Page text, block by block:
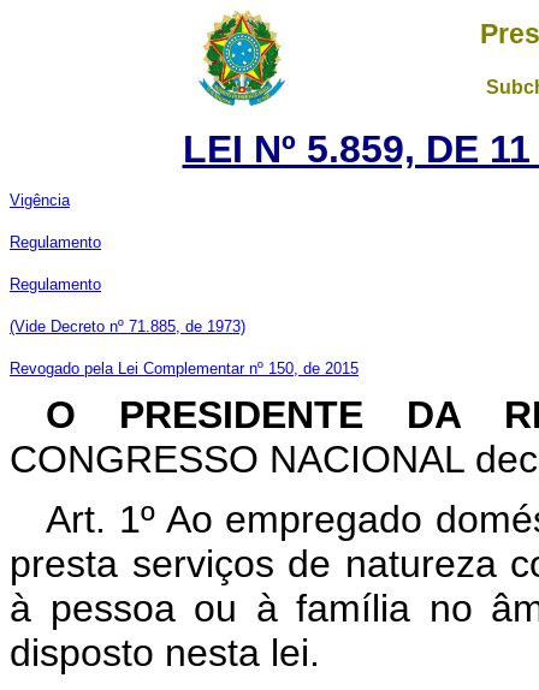
LEI Nº 5.859, DE
Vigência
Regulamento
Regulamento
(Vide Decreto nº 71.885, de 1973)
Revogado pela Lei Complementar nº 150, de 2015
O PRESIDENTE DA
CONGRESSO NACIONAL
Art. 1º Ao empregado
presta serviços de natureza
à pessoa ou à família no
disposto nesta lei.